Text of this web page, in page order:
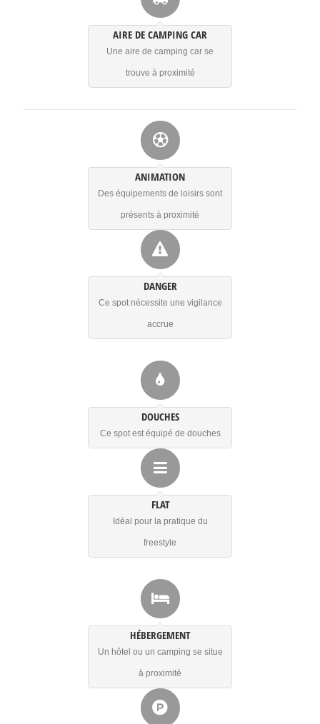
AIRE DE CAMPING CAR
Une aire de camping car se
trouve à proximité
ANIMATION
Des équipements de loisirs sont
présents à proximité
DANGER
Ce spot nécessite une vigilance
accrue
DOUCHES
Ce spot est équipé de douches
FLAT
Idéal pour la pratique du
freestyle
HÉBERGEMENT
Un hôtel ou un camping se situe
à proximité